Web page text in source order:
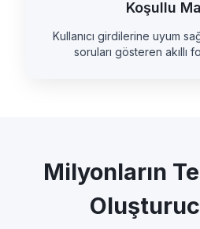
Koşullu
Kullanıcı girdilerine uyum
soruları gösteren akıllı
Milyonların